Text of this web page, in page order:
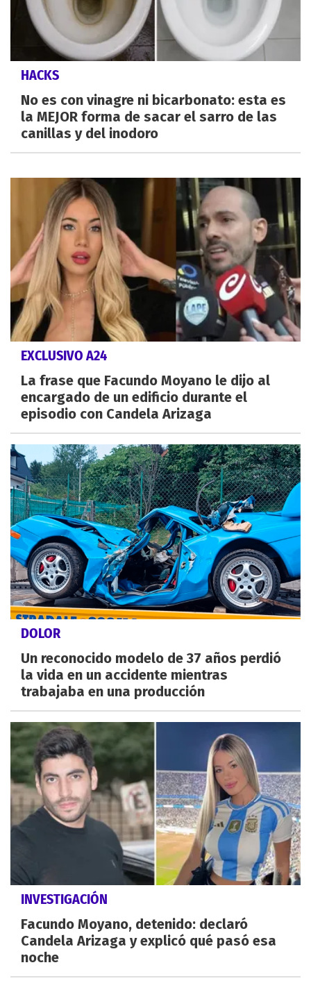
HACKS
No es con vinagre ni bicarbonato: esta es
la MEJOR forma de sacar el sarro de las
canillas y del inodoro
EXCLUSIVO A24
La frase que Facundo Moyano le dijo al
encargado de un edificio durante el
episodio con Candela Arizaga
DOLOR
Un reconocido modelo de 37 años perdió
la vida en un accidente mientras
trabajaba en una producción
INVESTIGACIÓN
Facundo Moyano, detenido: declaró
Candela Arizaga y explicó qué pasó esa
noche